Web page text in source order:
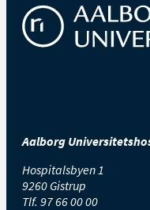
Aalborg
Hospitalsbyen 1
9260 Gistrup
Tlf. 97 66 00 00